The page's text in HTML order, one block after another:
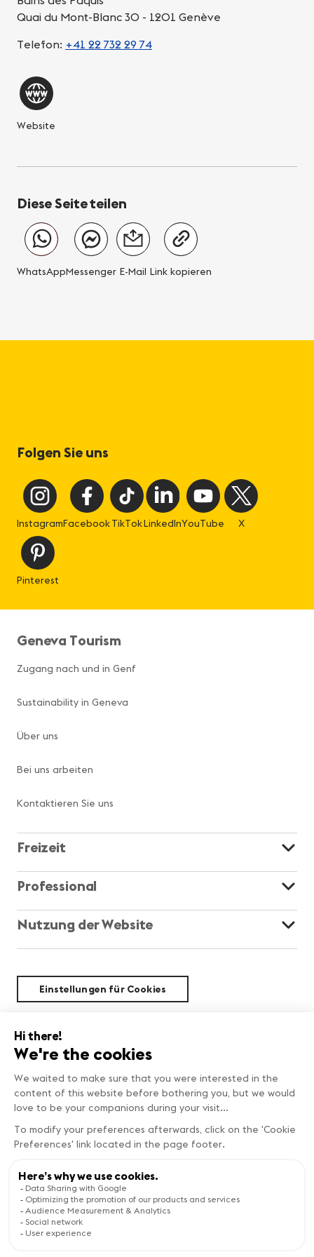
MEHR ERFAHREN
Quai du Mont-Blanc 30 - 1201 Genève
Telefon: +41 22 732 29 74
Website
Diese Seite teilen
WhatsAppMessenger E-Mail Link kopieren
Folgen Sie uns
InstagramFacebookTikTokLinkedInYouTube X
Pinterest
Geneva Tourism
Zugang nach und in Genf
Sustainability in Geneva
Über uns
Bei uns arbeiten
Kontaktieren Sie uns
Freizeit
Professional
Nutzung der Website
Einstellungen für Cookies
Nachhaltigkeit
Copyright © Genève Tourisme